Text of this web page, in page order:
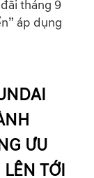
tháng 9
áp dụng
ƯU
TỚI